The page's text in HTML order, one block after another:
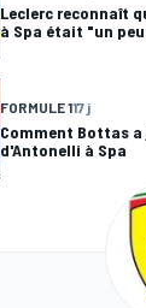
Leclerc reconnaît
à Spa était "un
FORMULE 117 j
Comment Bottas
d'Antonelli à Spa